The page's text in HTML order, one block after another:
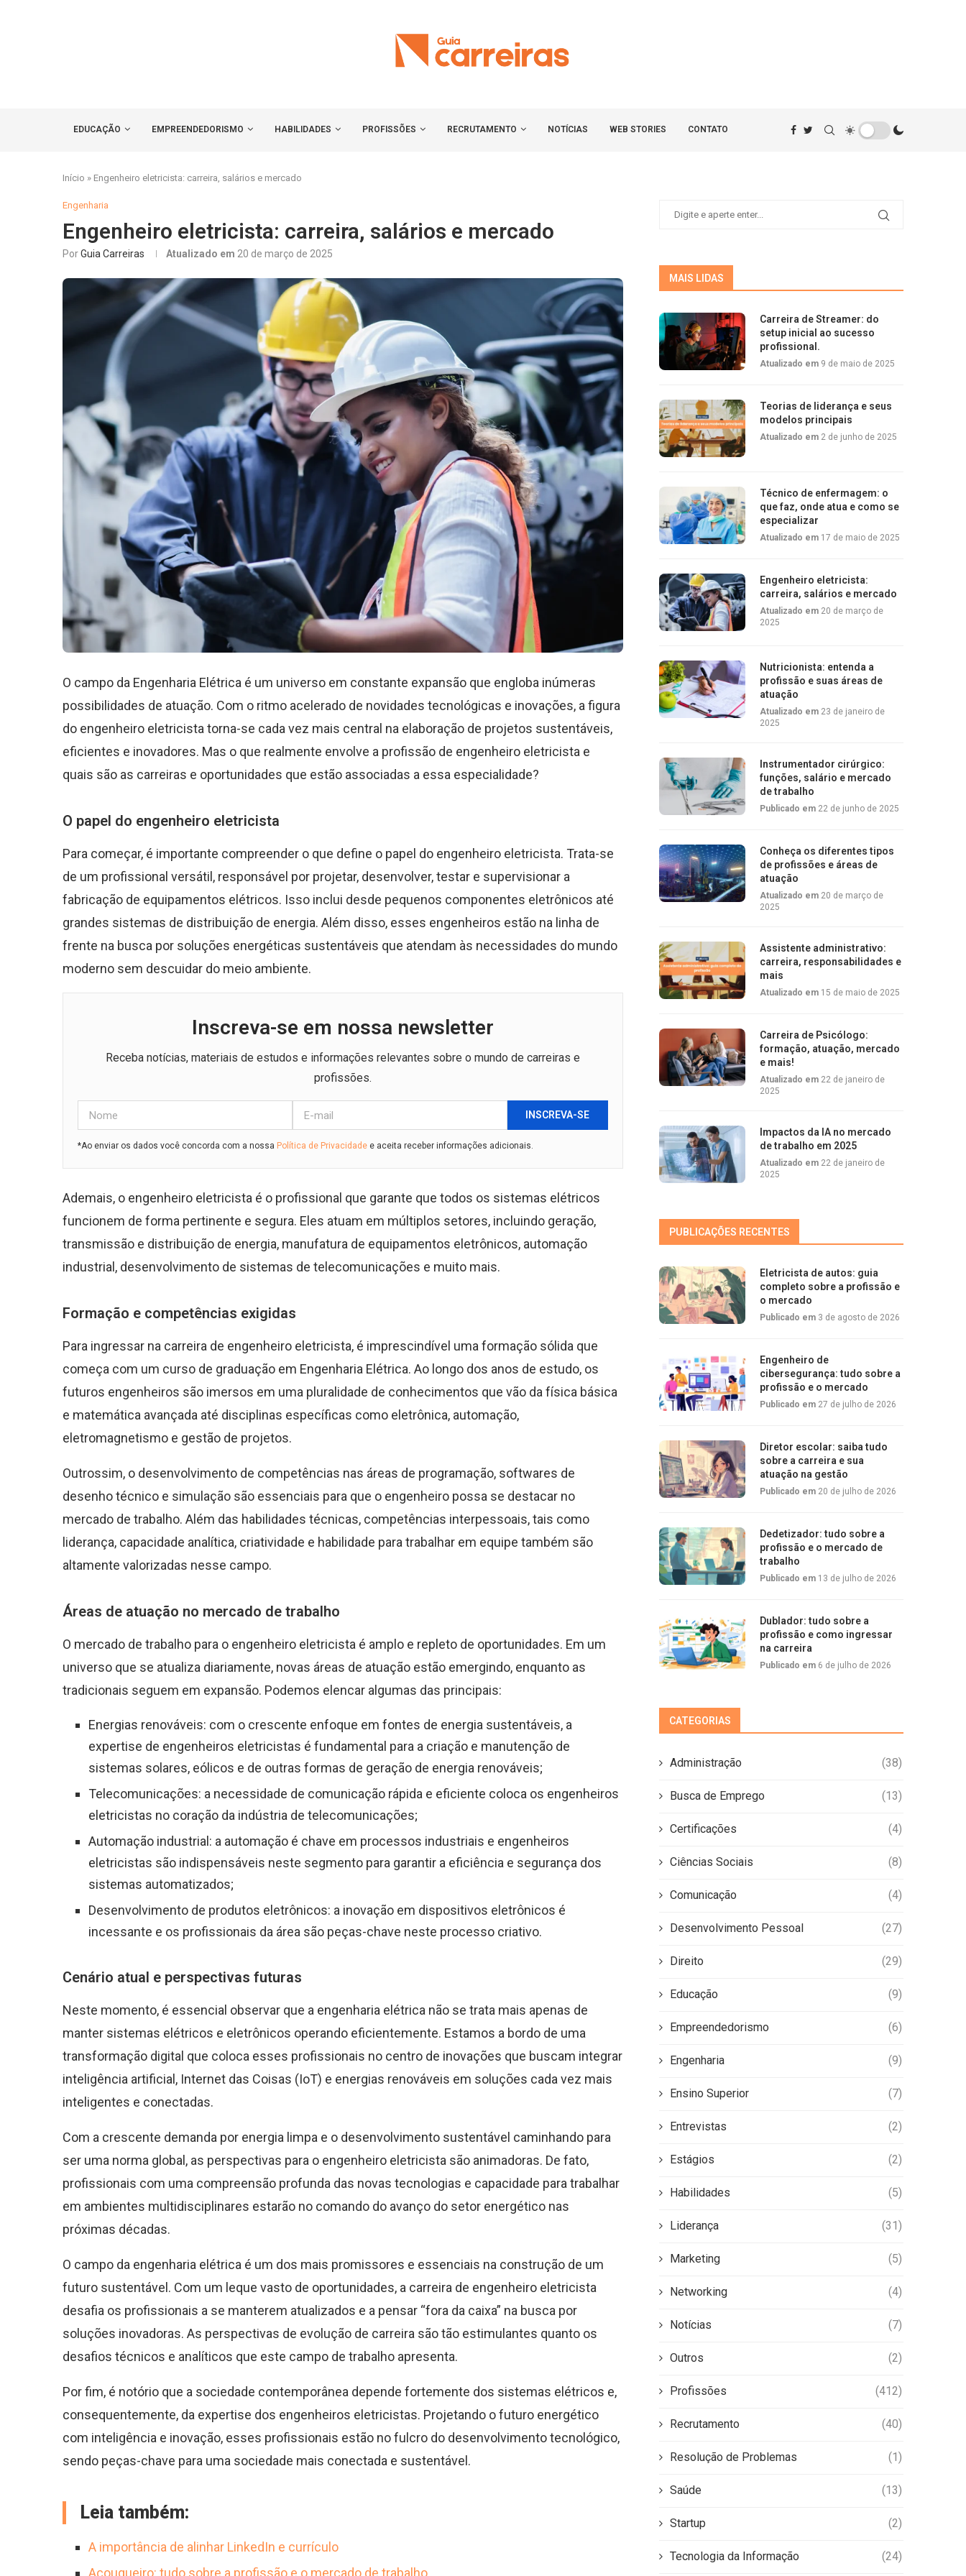
EDUCAÇÃO EMPREENDEDORISMO HABILIDADES PROFISSÕES RECRUTAMENTO NOTÍCIAS WEB STORIES CONTATO
Início » Engenheiro eletricista: carreira, salários e mercado
Engenharia
Engenheiro eletricista: carreira, salários e mercado
PorGuia Carreiras Atualizado em 20 de março de 2025
O campo da Engenharia Elétrica é um universo em constante expansão que engloba inúmeras
possibilidades de atuação. Com o ritmo acelerado de novidades tecnológicas e inovações, a figura
do engenheiro eletricista torna-se cada vez mais central na elaboração de projetos sustentáveis,
eficientes e inovadores. Mas o que realmente envolve a profissão de engenheiro eletricista e
quais são as carreiras e oportunidades que estão associadas a essa especialidade?
O papel do engenheiro eletricista
Para começar, é importante compreender o que define o papel do engenheiro eletricista. Trata-se
de um profissional versátil, responsável por projetar, desenvolver, testar e supervisionar a
fabricação de equipamentos elétricos. Isso inclui desde pequenos componentes eletrônicos até
grandes sistemas de distribuição de energia. Além disso, esses engenheiros estão na linha de
frente na busca por soluções energéticas sustentáveis que atendam às necessidades do mundo
moderno sem descuidar do meio ambiente.
Inscreva-se em nossa newsletter
Receba notícias, materiais de estudos e informações relevantes sobre o mundo de carreiras e
profissões.
INSCREVA-SE
*Ao enviar os dados você concorda com a nossa Política de Privacidade e aceita receber informações adicionais.
Ademais, o engenheiro eletricista é o profissional que garante que todos os sistemas elétricos
funcionem de forma pertinente e segura. Eles atuam em múltiplos setores, incluindo geração,
transmissão e distribuição de energia, manufatura de equipamentos eletrônicos, automação
industrial, desenvolvimento de sistemas de telecomunicações e muito mais.
Formação e competências exigidas
Para ingressar na carreira de engenheiro eletricista, é imprescindível uma formação sólida que
começa com um curso de graduação em Engenharia Elétrica. Ao longo dos anos de estudo, os
futuros engenheiros são imersos em uma pluralidade de conhecimentos que vão da física básica
e matemática avançada até disciplinas específicas como eletrônica, automação,
eletromagnetismo e gestão de projetos.
Outrossim, o desenvolvimento de competências nas áreas de programação, softwares de
desenho técnico e simulação são essenciais para que o engenheiro possa se destacar no
mercado de trabalho. Além das habilidades técnicas, competências interpessoais, tais como
liderança, capacidade analítica, criatividade e habilidade para trabalhar em equipe também são
altamente valorizadas nesse campo.
Áreas de atuação no mercado de trabalho
O mercado de trabalho para o engenheiro eletricista é amplo e repleto de oportunidades. Em um
universo que se atualiza diariamente, novas áreas de atuação estão emergindo, enquanto as
tradicionais seguem em expansão. Podemos elencar algumas das principais:
Energias renováveis: com o crescente enfoque em fontes de energia sustentáveis, a
expertise de engenheiros eletricistas é fundamental para a criação e manutenção de
sistemas solares, eólicos e de outras formas de geração de energia renováveis;
Telecomunicações: a necessidade de comunicação rápida e eficiente coloca os engenheiros
eletricistas no coração da indústria de telecomunicações;
Automação industrial: a automação é chave em processos industriais e engenheiros
eletricistas são indispensáveis neste segmento para garantir a eficiência e segurança dos
sistemas automatizados;
Desenvolvimento de produtos eletrônicos: a inovação em dispositivos eletrônicos é
incessante e os profissionais da área são peças-chave neste processo criativo.
Cenário atual e perspectivas futuras
Neste momento, é essencial observar que a engenharia elétrica não se trata mais apenas de
manter sistemas elétricos e eletrônicos operando eficientemente. Estamos a bordo de uma
transformação digital que coloca esses profissionais no centro de inovações que buscam integrar
inteligência artificial, Internet das Coisas (IoT) e energias renováveis em soluções cada vez mais
inteligentes e conectadas.
Com a crescente demanda por energia limpa e o desenvolvimento sustentável caminhando para
ser uma norma global, as perspectivas para o engenheiro eletricista são animadoras. De fato,
profissionais com uma compreensão profunda das novas tecnologias e capacidade para trabalhar
em ambientes multidisciplinares estarão no comando do avanço do setor energético nas
próximas décadas.
O campo da engenharia elétrica é um dos mais promissores e essenciais na construção de um
futuro sustentável. Com um leque vasto de oportunidades, a carreira de engenheiro eletricista
desafia os profissionais a se manterem atualizados e a pensar “fora da caixa” na busca por
soluções inovadoras. As perspectivas de evolução de carreira são tão estimulantes quanto os
desafios técnicos e analíticos que este campo de trabalho apresenta.
Por fim, é notório que a sociedade contemporânea depende fortemente dos sistemas elétricos e,
consequentemente, da expertise dos engenheiros eletricistas. Projetando o futuro energético
com inteligência e inovação, esses profissionais estão no fulcro do desenvolvimento tecnológico,
sendo peças-chave para uma sociedade mais conectada e sustentável.
Leia também:
A importância de alinhar LinkedIn e currículo
Açougueiro: tudo sobre a profissão e o mercado de trabalho
MAIS LIDAS
Carreira de Streamer: do
setup inicial ao sucesso
profissional.
Atualizado em 9 de maio de 2025
Teorias de liderança e seus
modelos principais
Atualizado em 2 de junho de 2025
Técnico de enfermagem: o
que faz, onde atua e como se
especializar
Atualizado em 17 de maio de 2025
Engenheiro eletricista:
carreira, salários e mercado
Atualizado em 20 de março de
2025
Nutricionista: entenda a
profissão e suas áreas de
atuação
Atualizado em 23 de janeiro de
2025
Instrumentador cirúrgico:
funções, salário e mercado
de trabalho
Publicado em 22 de junho de 2025
Conheça os diferentes tipos
de profissões e áreas de
atuação
Atualizado em 20 de março de
2025
Assistente administrativo:
carreira, responsabilidades e
mais
Atualizado em 15 de maio de 2025
Carreira de Psicólogo:
formação, atuação, mercado
e mais!
Atualizado em 22 de janeiro de
2025
Impactos da IA no mercado
de trabalho em 2025
Atualizado em 22 de janeiro de
2025
PUBLICAÇÕES RECENTES
Eletricista de autos: guia
completo sobre a profissão e
o mercado
Publicado em 3 de agosto de 2026
Engenheiro de
cibersegurança: tudo sobre a
profissão e o mercado
Publicado em 27 de julho de 2026
Diretor escolar: saiba tudo
sobre a carreira e sua
atuação na gestão
Publicado em 20 de julho de 2026
Dedetizador: tudo sobre a
profissão e o mercado de
trabalho
Publicado em 13 de julho de 2026
Dublador: tudo sobre a
profissão e como ingressar
na carreira
Publicado em 6 de julho de 2026
CATEGORIAS
Administração (38)
Busca de Emprego (13)
Certificações (4)
Ciências Sociais (8)
Comunicação (4)
Desenvolvimento Pessoal (27)
Direito (29)
Educação (9)
Empreendedorismo (6)
Engenharia (9)
Ensino Superior (7)
Entrevistas (2)
Estágios (2)
Habilidades (5)
Liderança (31)
Marketing (5)
Networking (4)
Notícias (7)
Outros (2)
Profissões (412)
Recrutamento (40)
Resolução de Problemas (1)
Saúde (13)
Startup (2)
Tecnologia da Informação (24)